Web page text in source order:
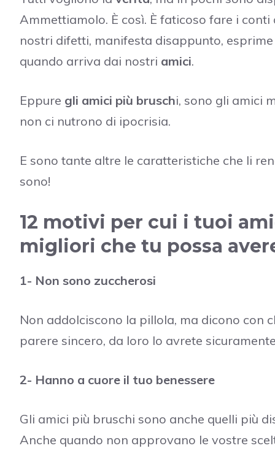
Ammettiamolo. È così. È faticoso fare i conti
nostri difetti, manifesta disappunto,
quando arriva dai nostri amici.
Eppure gli amici più bruschi, sono gli amici
non ci nutrono di ipocrisia.
E sono tante altre le caratteristiche che li
sono!
12 motivi per cui i tuoi
migliori che tu possa
1- Non sono zuccherosi
Non addolciscono la pillola, ma dicono con
parere sincero, da loro lo avrete
2- Hanno a cuore il tuo benessere
Gli amici più bruschi sono anche quelli più
Anche quando non approvano le vostre